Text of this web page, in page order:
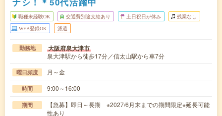
職種未経験OK 交通費別途支給あり 土日祝日が休み 残業なし
WEB登録OK 派遣
勤務地 大阪府泉大津市
泉大津駅から徒歩17分／信太山駅から車7分
曜日頻度 月～金
時間 9:00～16:00
期間
【急募】即日～長期 ※2027/6月末までの期間限定※延長可能
性あり